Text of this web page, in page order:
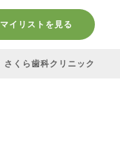
マイリストを見る
さくら歯科クリニック